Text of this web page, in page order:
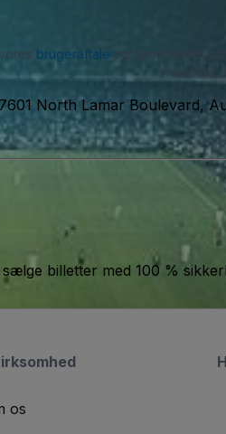
brugeraftale
framelde
North Lamar Boulevard,
billetter med 100 %
os